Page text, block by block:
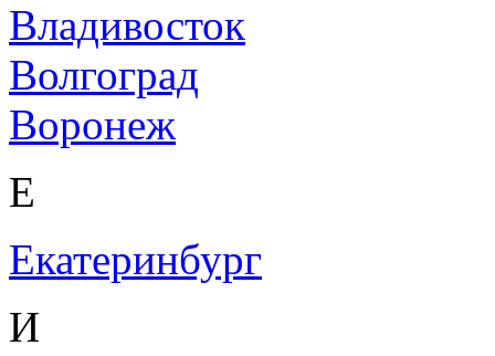
Владивосток
Волгоград
Воронеж
Е
Екатеринбург
И